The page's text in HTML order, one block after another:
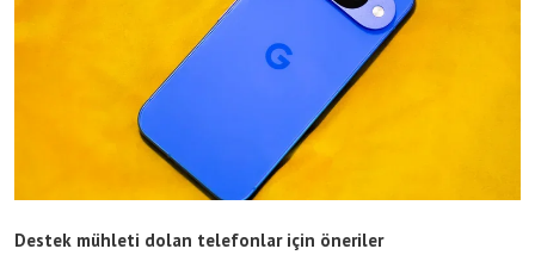
Destek mühleti dolan telefonlar için öneriler